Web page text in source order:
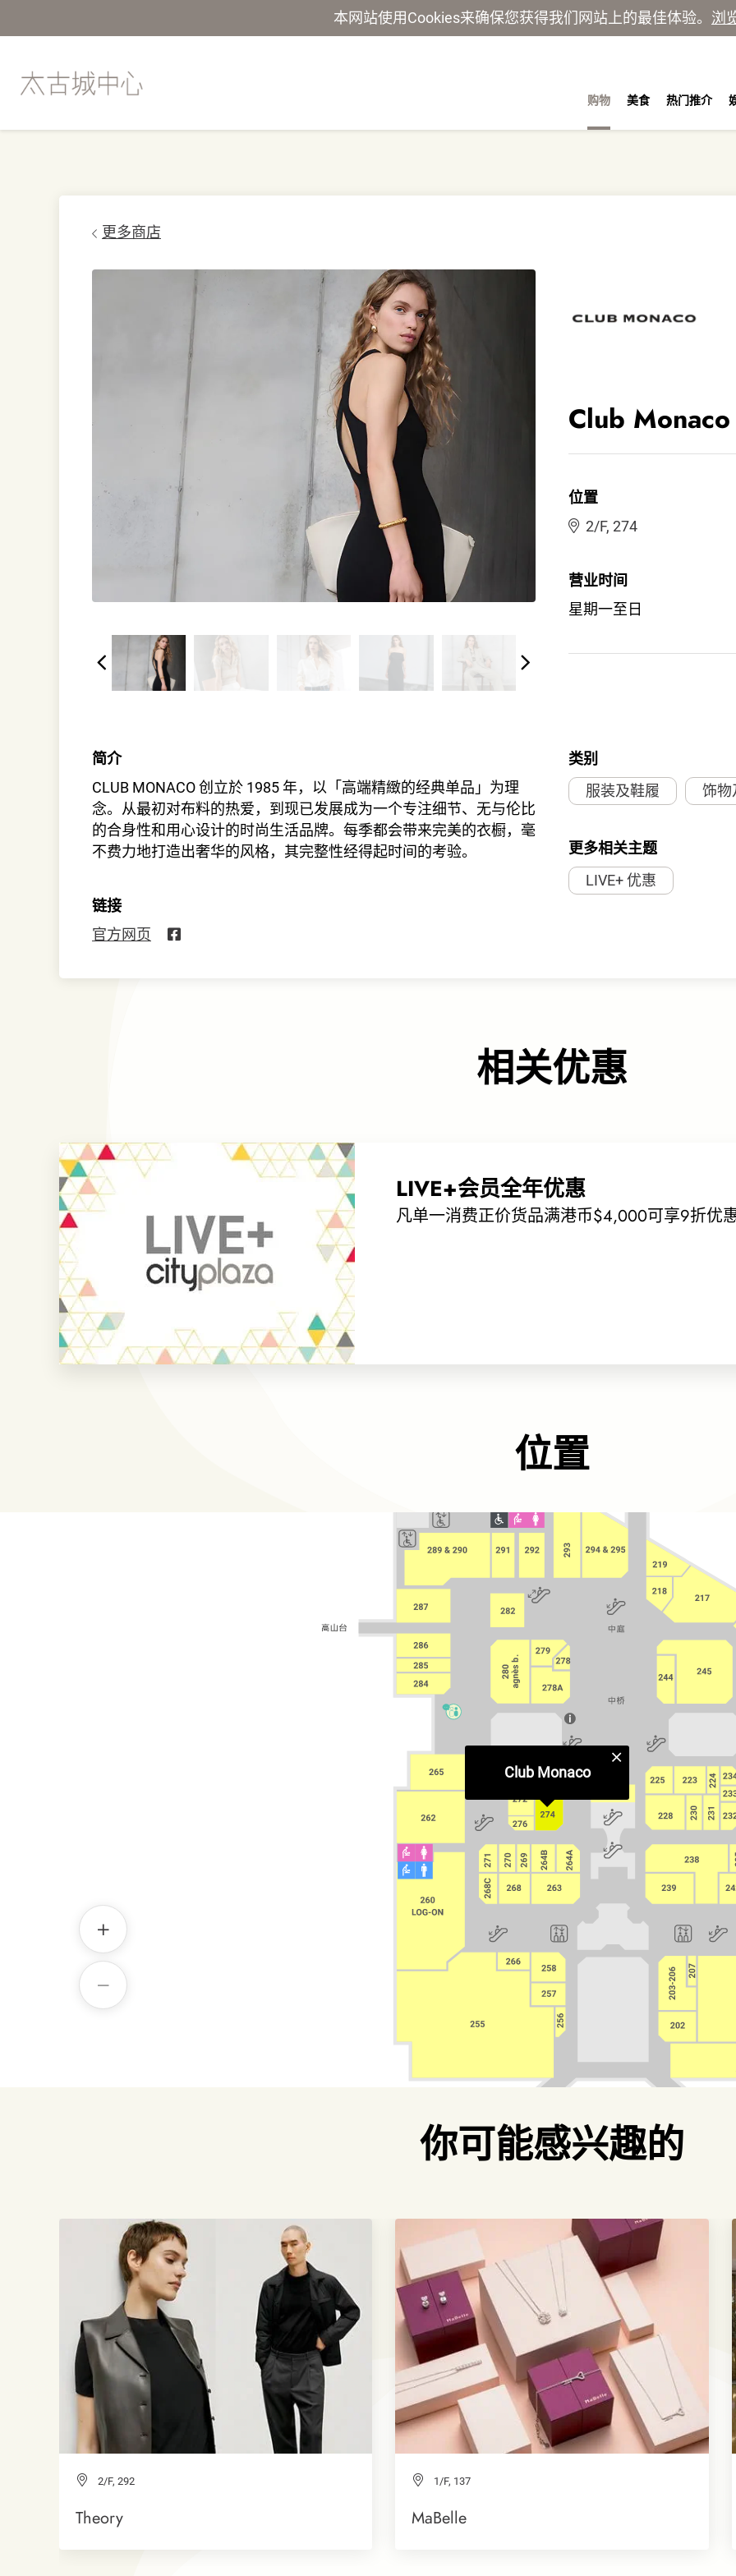
本网站使用Cookies来确保您获得我们网站上的最佳体验。 浏
购物 美食 热门推介
Club Monaco
位置
2/F, 274
营业时间
星期一至日
简介
CLUB MONACO 创立於 1985 年，以「高端精緻的经典单品」为理
念。从最初对布料的热爱，到现已发展成为一个专注细节、无与伦比
的合身性和用心设计的时尚生活品牌。每季都会带来完美的衣橱，毫
不费力地打造出奢华的风格，其完整性经得起时间的考验。
链接
官方网页
类别
服装及鞋履
饰物
更多相关主题
LIVE+ 优惠
更多商店
相关优惠
LIVE+会员全年优惠
凡单一消费正价货品满港币$4,000可享9折优
位置
Club Monaco
你可能感兴趣的
2/F, 292
Theory
1/F, 137
MaBelle